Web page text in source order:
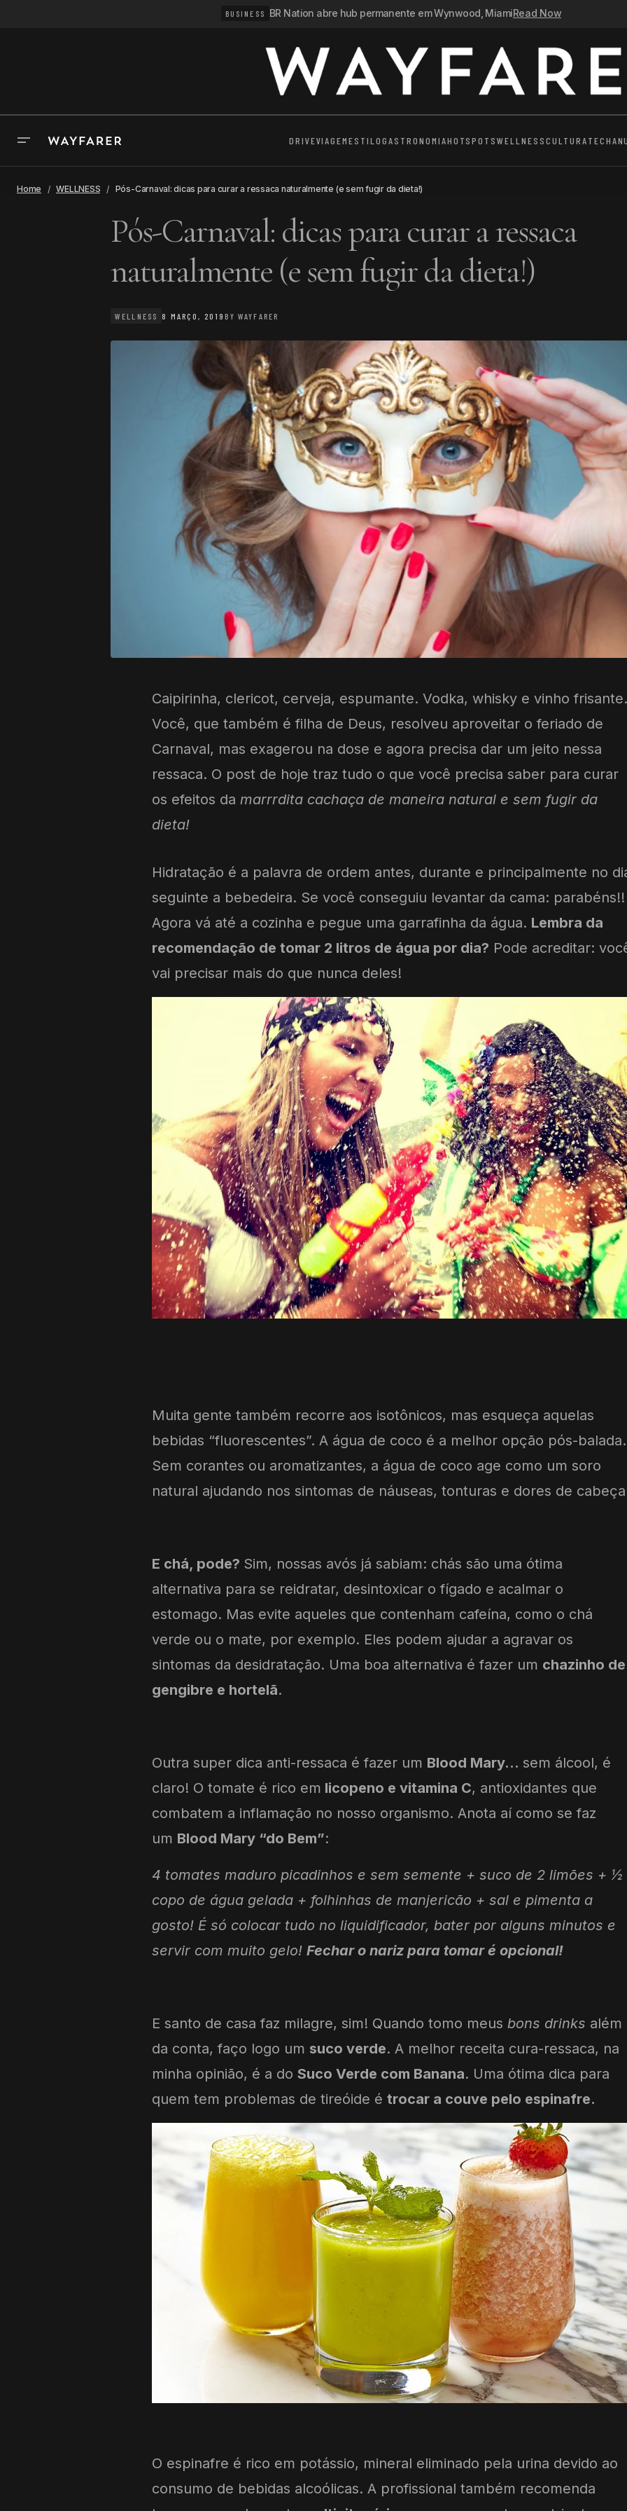
BUSINESS BR Nation abre hub permanente em Wynwood, MiamiRead Now
DRIVEVIAGEMESTILOGASTRONOMIAHOTSPOTSWELLNESSCULTURATECH
Home WELLNESS Pós-Carnaval: dicas para curar a ressaca naturalmente (e sem fugir da dieta!)
Pós-Carnaval: dicas para curar a ressaca
naturalmente (e sem fugir da dieta!)
WELLNESS 8 MARÇO, 2019BY WAYFARER
Caipirinha, clericot, cerveja, espumante. Vodka, whisky e vinho frisante.
Você, que também é filha de Deus, resolveu aproveitar o feriado de
Carnaval, mas exagerou na dose e agora precisa dar um jeito nessa
ressaca. O post de hoje traz tudo o que você precisa saber para curar
os efeitos da marrrdita cachaça de maneira natural e sem fugir da
dieta!
Hidratação é a palavra de ordem antes, durante e principalmente no
seguinte a bebedeira. Se você conseguiu levantar da cama: parabéns!!
Agora vá até a cozinha e pegue uma garrafinha da água. Lembra da
recomendação de tomar 2 litros de água por dia? Pode acreditar:
vai precisar mais do que nunca deles!
Muita gente também recorre aos isotônicos, mas esqueça aquelas
bebidas “fluorescentes”. A água de coco é a melhor opção pós-balada.
Sem corantes ou aromatizantes, a água de coco age como um soro
natural ajudando nos sintomas de náuseas, tonturas e dores de
E chá, pode? Sim, nossas avós já sabiam: chás são uma ótima
alternativa para se reidratar, desintoxicar o fígado e acalmar o
estomago. Mas evite aqueles que contenham cafeína, como o chá
verde ou o mate, por exemplo. Eles podem ajudar a agravar os
sintomas da desidratação. Uma boa alternativa é fazer um chazinho de
gengibre e hortelã.
Outra super dica anti-ressaca é fazer um Blood Mary… sem álcool, é
claro! O tomate é rico em licopeno e vitamina C, antioxidantes que
combatem a inflamação no nosso organismo. Anota aí como se faz
um Blood Mary “do Bem”:
4 tomates maduro picadinhos e sem semente + suco de 2 limões + ½
copo de água gelada + folhinhas de manjericão + sal e pimenta a
gosto! É só colocar tudo no liquidificador, bater por alguns minutos e
servir com muito gelo! Fechar o nariz para tomar é opcional!
E santo de casa faz milagre, sim! Quando tomo meus bons drinks além
da conta, faço logo um suco verde. A melhor receita cura-ressaca, na
minha opinião, é a do Suco Verde com Banana. Uma ótima dica para
quem tem problemas de tireóide é trocar a couve pelo espinafre.
O espinafre é rico em potássio, mineral eliminado pela urina devido ao
consumo de bebidas alcoólicas. A profissional também recomenda